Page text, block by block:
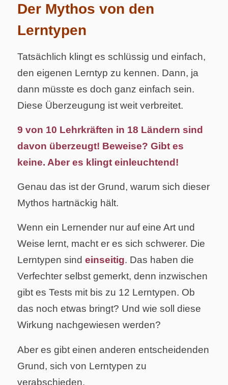
Der Mythos von den
Lerntypen
Tatsächlich klingt es schlüssig und einfach,
den eigenen Lerntyp zu kennen. Dann, ja
dann müsste es doch ganz einfach sein.
Diese Überzeugung ist weit verbreitet.
9 von 10 Lehrkräften in 18 Ländern sind
davon überzeugt! Beweise? Gibt es
keine. Aber es klingt einleuchtend!
Genau das ist der Grund, warum sich dieser
Mythos hartnäckig hält.
Wenn ein Lernender nur auf eine Art und
Weise lernt, macht er es sich schwerer. Die
Lerntypen sind einseitig. Das haben die
Verfechter selbst gemerkt, denn inzwischen
gibt es Tests mit bis zu 12 Lerntypen. Ob
das noch etwas bringt? Und wie soll diese
Wirkung nachgewiesen werden?
Aber es gibt einen anderen entscheidenden
Grund, sich von Lerntypen zu
verabschieden.